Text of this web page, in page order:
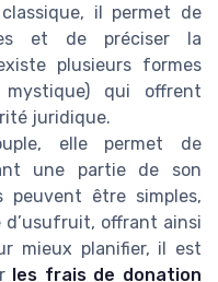
il permet de
et de préciser la
plusieurs formes
mystique) qui offrent
juridique.
elle permet de
une partie de son
peuvent être simples,
d’usufruit, offrant ainsi
mieux planifier, il est
les frais de donation